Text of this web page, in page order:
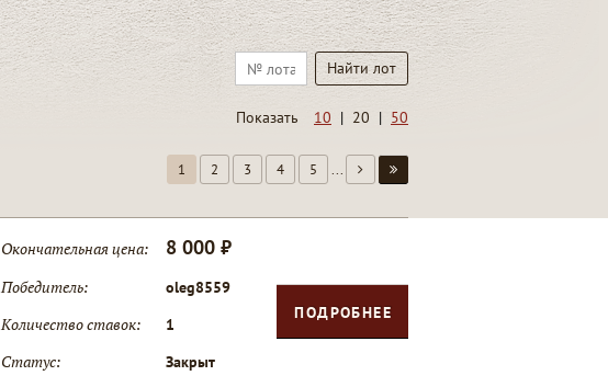
Показать 10 | 20 | 50
1 2 3 4 5 ...
Окончательная цена: 8 000 ₽
Победитель: oleg8559
Количество ставок: 1
Статус: Закрыт
ПОДРОБНЕЕ